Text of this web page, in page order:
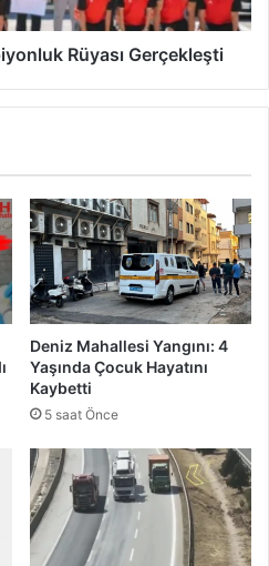
Rüyası Gerçekleşti
Deniz Mahallesi Yangını: 4
Yaşında Çocuk Hayatını
Kaybetti
5 saat Önce